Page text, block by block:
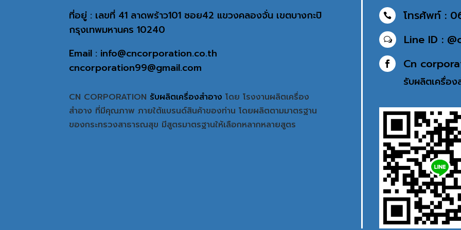
ที่อยู่ : เลขที่ 41 ลาดพร้าว101 ซอย42 แขวงคลองจั่น เขตบางกะปิ
กรุงเทพมหานคร 10240
Email : info@cncorporation.co.th
cncorporation99@gmail.com
CN CORPORATION รับผลิตเครื่องสำอาง โดย โรงงานผลิตเครื่อง
สำอาง ที่มีคุณภาพ ภายใต้แบรนด์สินค้าของท่าน โดยผลิตตามมาตรฐาน
ของกระทรวงสาธารณสุข มีสูตรมาตรฐานให้เลือกหลากหลายสูตร
 โทรศัพท์ :
w Line ID :
 Cn
รับผลิตเครื่อง